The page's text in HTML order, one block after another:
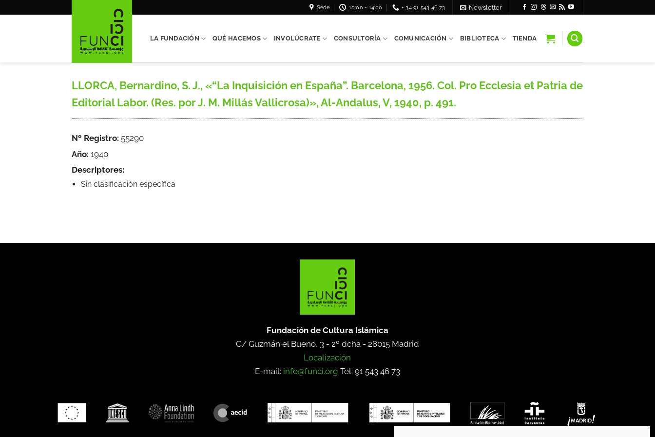
Sede 10:00 - 14:00 + 34 91 543 46 73 Newsletter
LA FUNDACIÓN QUÉ HACEMOS INVOLÚCRATE CONSULTORÍA COMUNICACIÓN BIBLIOTECA TIENDA
LLORCA, Bernardino, S. J., «“La Inquisición en España”. Barcelona, 1956. Col. Pro Ecclesia et Patria de
Editorial Labor. (Res. por J. M. Millás Vallicrosa)», Al-Andalus, V, 1940, p. 491.
Nº Registro: 55290
Año: 1940
Descriptores:
Sin clasificación específica
Fundación de Cultura Islámica
C/ Guzmán el Bueno, 3 - 2º dcha - 28015 Madrid
Localización
E-mail: info@funci.org Tel: 91 543 46 73